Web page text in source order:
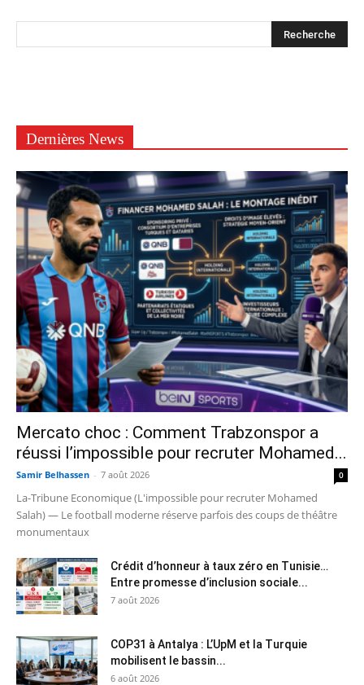
Dernières News
Mercato choc : Comment Trabzonspor a
réussi l’impossible pour recruter Mohamed...
Samir Belhassen - 7 août 2026 0
La-Tribune Economique (L'impossible pour recruter Mohamed
Salah) — Le football moderne réserve parfois des coups de théâtre
monumentaux
Crédit d’honneur à taux zéro en Tunisie…
Entre promesse d’inclusion sociale...
7 août 2026
COP31 à Antalya : L’UpM et la Turquie
mobilisent le bassin...
6 août 2026